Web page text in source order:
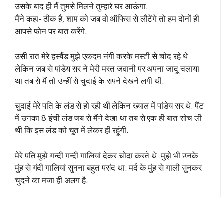
उसके बाद ही मैं तुमसे मिलने तुम्हारे घर आऊंगा.
मैंने कहा- ठीक है, शाम को जब वो ऑफिस से लौटेंगे तो हम दोनों ही
आपसे फोन पर बात करेंगे.
उसी रात मेरे हस्बैंड मुझे एकदम नंगी करके मस्ती से चोद रहे थे
लेकिन जब से पांडेय सर ने मेरी मस्त जवानी पर अपना जादू चलाया
था तब से मैं तो उन्हीं से चुदाई के सपने देखने लगी थी.
चुदाई मेरे पति के लंड से हो रही थी लेकिन ख्याल में पांडेय सर थे. पैंट
में उनका 8 इंची लंड जब से मैंने देखा था तब से एक ही बात सोच ली
थी कि इस लंड को चूत में लेकर ही रहूंगी.
मेरे पति मुझे गन्दी गन्दी गालियां देकर चोदा करते थे. मुझे भी उनके
मुंह से गंदी गालियां सुनना बहुत पसंद था. मर्द के मुंह से गाली सुनकर
चुदने का मजा ही अलग है.